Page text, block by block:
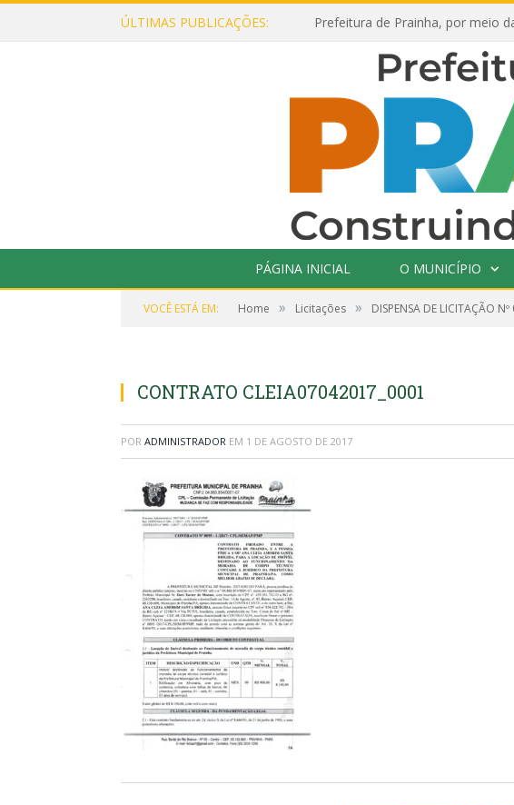
ÚLTIMAS PUBLICAÇÕES:
PÁGINA INICIAL O MUNICÍPIO
VOCÊ ESTÁ EM: Home » Licitações » DISPENSA DE LICITAÇÃO
CONTRATO CLEIA07042017_0001
POR ADMINISTRADOR EM 1 DE AGOSTO DE 2017